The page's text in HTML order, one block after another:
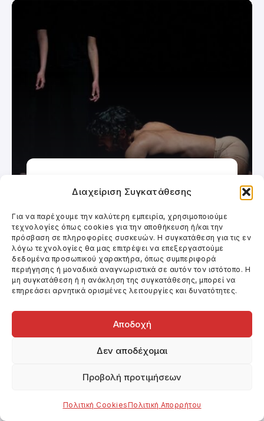
Διαχείριση Συγκατάθεσης
Για να παρέχουμε την καλύτερη εμπειρία, χρησιμοποιούμε
τεχνολογίες όπως cookies για την αποθήκευση ή/και την
πρόσβαση σε πληροφορίες συσκευών. Η συγκατάθεση για τις εν
λόγω τεχνολογίες θα μας επιτρέψει να επεξεργαστούμε
δεδομένα προσωπικού χαρακτήρα, όπως συμπεριφορά
περιήγησης ή μοναδικά αναγνωριστικά σε αυτόν τον ιστότοπο. Η
μη συγκατάθεση ή η ανάκληση της συγκατάθεσης, μπορεί να
επηρεάσει αρνητικά ορισμένες λειτουργίες και δυνατότητες.
Αποδοχή
Δεν αποδέχομαι
Προβολή προτιμήσεων
Πολιτική CookiesΠολιτική Απορρήτου